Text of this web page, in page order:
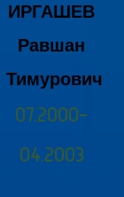
ИРГАШЕВ
Равшан
Тимурович
07.2000-
04.2003